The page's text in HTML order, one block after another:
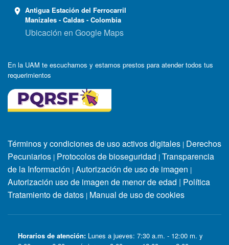
Antigua Estación del Ferrocarril
Manizales - Caldas - Colombia
Ubicación en Google Maps
En la UAM te escuchamos y estamos prestos para atender todos tus
requerimientos
Términos y condiciones de uso activos digitales | Derechos
Pecuniarios | Protocolos de bioseguridad | Transparencia
de la Información | Autorización de uso de imagen |
Autorización uso de imagen de menor de edad | Política
Tratamiento de datos | Manual de uso de cookies
Horarios de atención: Lunes a jueves: 7:30 a.m. - 12:00 m. y